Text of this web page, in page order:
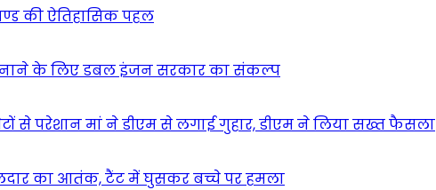
की ऐतिहासिक पहल
बनाने के लिए डबल इंजन सरकार का संकल्प
से परेशान मां ने डीएम से लगाई गुहार, डीएम ने लिया सख्त फैसला
का आतंक, टैंट में घुसकर बच्चे पर हमला